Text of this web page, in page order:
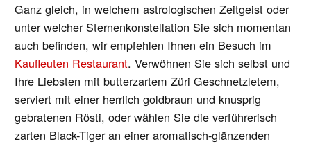
Ganz gleich, in welchem astrologischen Zeitgeist oder
unter welcher Sternenkonstellation Sie sich momentan
auch befinden, wir empfehlen Ihnen ein Besuch im
Kaufleuten Restaurant. Verwöhnen Sie sich selbst und
Ihre Liebsten mit butterzartem Züri Geschnetzletem,
serviert mit einer herrlich goldbraun und knusprig
gebratenen Rösti, oder wählen Sie die verführerisch
zarten Black-Tiger an einer aromatisch-glänzenden